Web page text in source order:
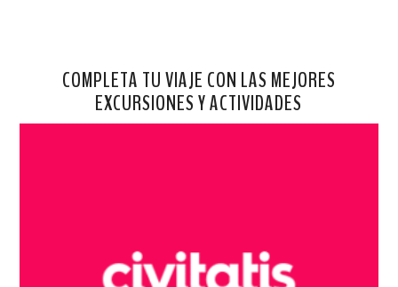
COMPLETA TU VIAJE CON LAS MEJORES
EXCURSIONES Y ACTIVIDADES